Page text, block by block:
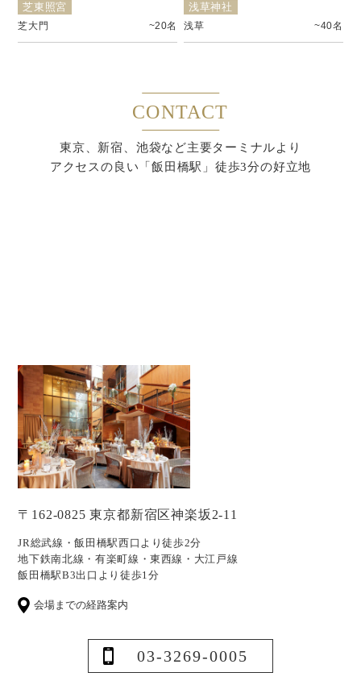
芝東照宮
芝大門 ~20名
浅草神社
浅草 ~40名
CONTACT
東京、新宿、池袋など主要ターミナルより
アクセスの良い「飯田橋駅」徒歩3分の好立地
〒162-0825 東京都新宿区神楽坂2-11
JR総武線・飯田橋駅西口より徒歩2分
地下鉄南北線・有楽町線・東西線・大江戸線
飯田橋駅B3出口より徒歩1分
会場までの経路案内
03-3269-0005